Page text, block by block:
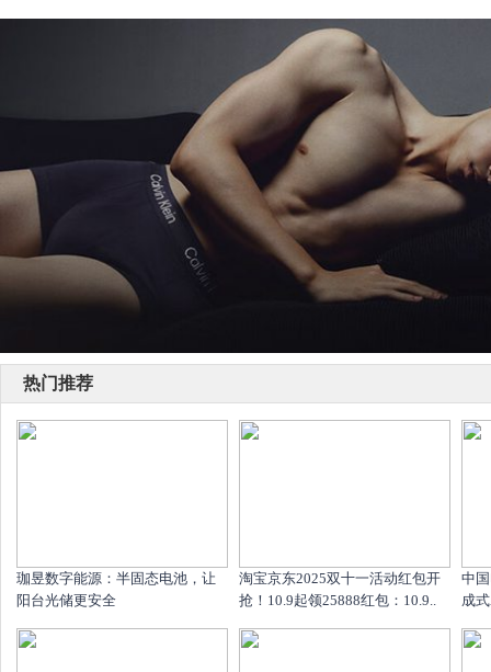
热门推荐
珈昱数字能源：半固态电池，让
阳台光储更安全
淘宝京东2025双十一活动红包开
抢！10.9起领25888红包：10.9..
中
成